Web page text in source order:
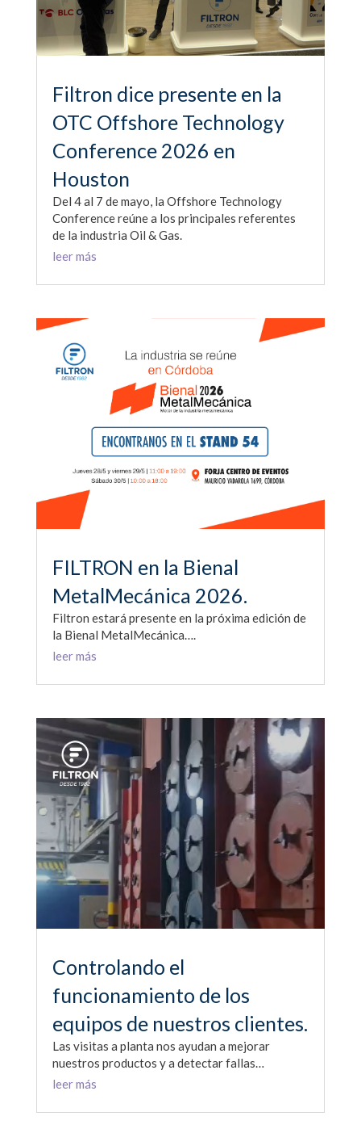
Filtron dice presente en la
OTC Offshore Technology
Conference 2026 en
Houston
Del 4 al 7 de mayo, la Offshore Technology
Conference reúne a los principales referentes
de la industria Oil & Gas.
leer más
FILTRON en la Bienal
MetalMecánica 2026.
Filtron estará presente en la próxima edición de
la Bienal MetalMecánica….
leer más
Controlando el
funcionamiento de los
equipos de nuestros clientes.
Las visitas a planta nos ayudan a mejorar
nuestros productos y a detectar fallas…
leer más